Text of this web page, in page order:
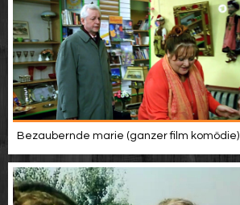
Bezaubernde marie (ganzer film komödie)